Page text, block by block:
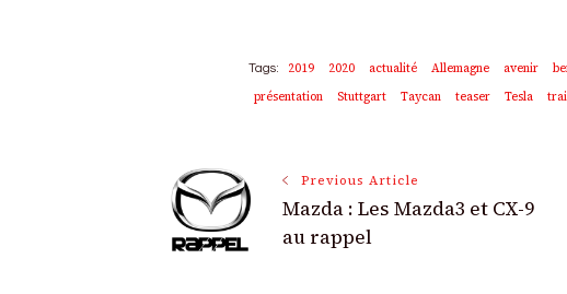
Tags: 2019 2020 actualité Allemagne avenir
présentation
Stuttgart Taycan teaser Tesla
Post
Navigation
Previous Article
Mazda : Les Mazda3 et CX-9
au rappel